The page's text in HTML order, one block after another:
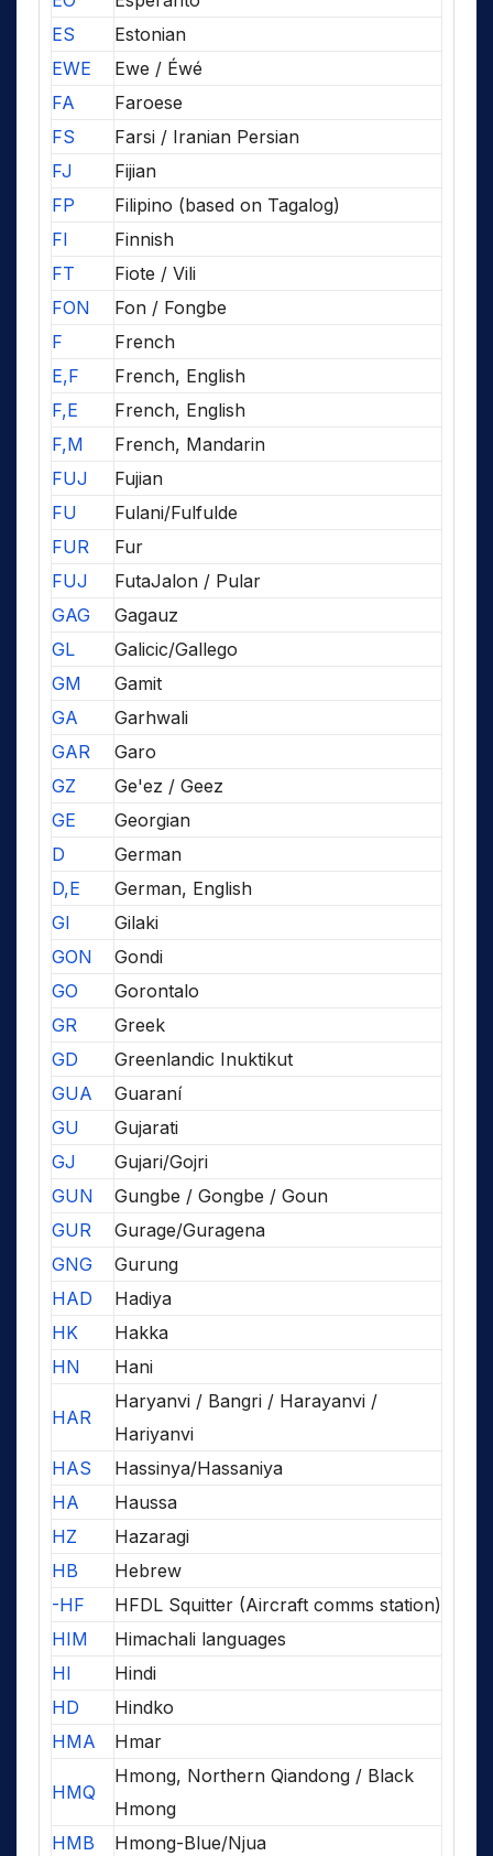
ES
Estonian
EWE
Ewe / Éwé
FA
Faroese
FS
Farsi / Iranian Persian
FJ
Fijian
FP
Filipino (based on Tagalog)
FI
Finnish
FT
Fiote / Vili
FON
Fon / Fongbe
F
French
E,F
French, English
F,E
French, English
F,M
French, Mandarin
FUJ
Fujian
FU
Fulani/Fulfulde
FUR
Fur
FUJ
FutaJalon / Pular
GAG
Gagauz
GL
Galicic/Gallego
GM
Gamit
GA
Garhwali
GAR
Garo
GZ
Ge'ez / Geez
GE
Georgian
D
German
D,E
German, English
GI
Gilaki
GON
Gondi
GO
Gorontalo
GR
Greek
GD
Greenlandic Inuktikut
GUA
Guaraní
GU
Gujarati
GJ
Gujari/Gojri
GUN
Gungbe / Gongbe / Goun
GUR
Gurage/Guragena
GNG
Gurung
HAD
Hadiya
HK
Hakka
HN
Hani
HAR
Haryanvi / Bangri / Harayanvi /
Hariyanvi
HAS
Hassinya/Hassaniya
HA
Haussa
HZ
Hazaragi
HB
Hebrew
-HF
HFDL Squitter (Aircraft comms station)
HIM
Himachali languages
HI
Hindi
HD
Hindko
HMA
Hmar
HMQ
Hmong, Northern Qiandong / Black
Hmong
HMB
Hmong-Blue/Njua